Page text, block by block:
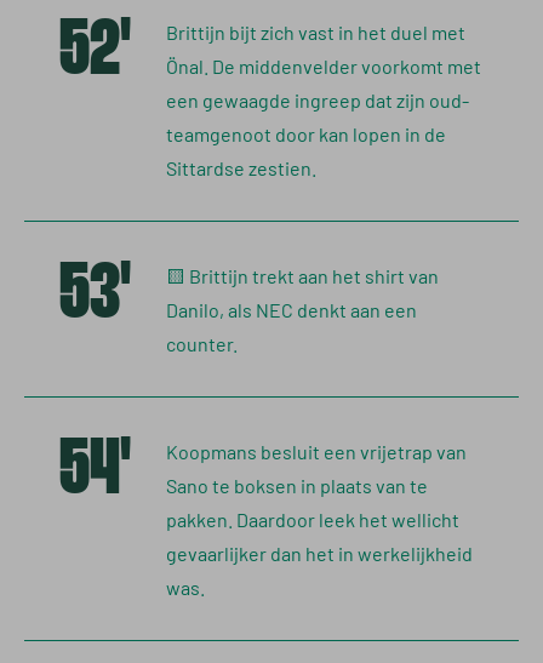
52'
Brittijn bijt zich vast in het duel met
Önal. De middenvelder voorkomt met
een gewaagde ingreep dat zijn oud-
teamgenoot door kan lopen in de
Sittardse zestien.
53'
🟨 Brittijn trekt aan het shirt van
Danilo, als NEC denkt aan een
counter.
54'
Koopmans besluit een vrijetrap van
Sano te boksen in plaats van te
pakken. Daardoor leek het wellicht
gevaarlijker dan het in werkelijkheid
was.